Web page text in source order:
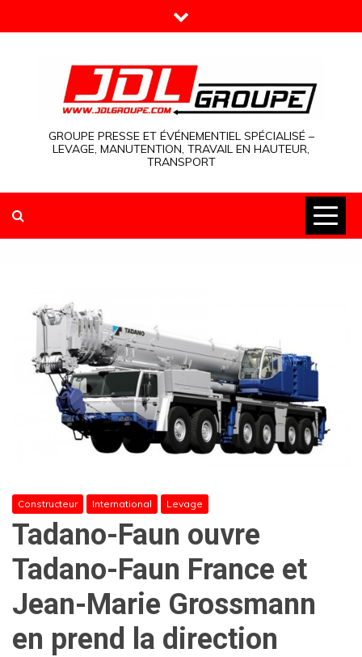
to
GROUPE PRESSE ET ÉVÉNEMENTIEL SPÉCIALISÉ –
LEVAGE, MANUTENTION, TRAVAIL EN HAUTEUR,
TRANSPORT
Constructeur International Levage
Tadano-Faun ouvre
Tadano-Faun France et
Jean-Marie Grossmann
en prend la direction